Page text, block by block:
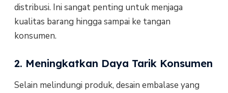
distribusi. Ini sangat penting untuk menjaga
kualitas barang hingga sampai ke tangan
konsumen.
2. Meningkatkan Daya Tarik Konsumen
Selain melindungi produk, desain embalase yang